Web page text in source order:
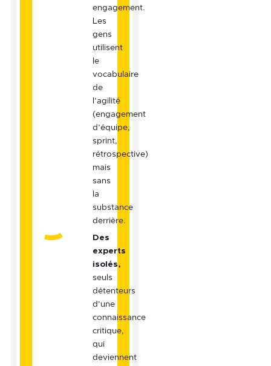
engagement.
Les
gens
utilisent
le
vocabulaire
de
l’agilité
(engagement
d’équipe,
sprint,
rétrospective)
mais
sans
la
substance
derrière.
Des
experts
isolés,
seuls
détenteurs
d’une
connaissance
critique,
qui
deviennent